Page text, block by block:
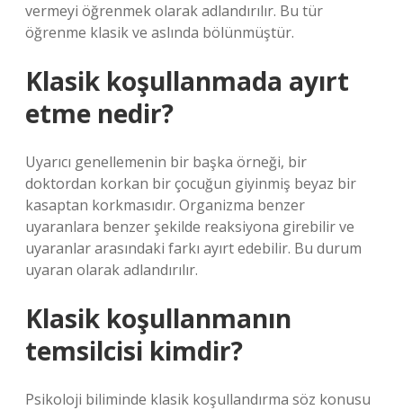
vermeyi öğrenmek olarak adlandırılır. Bu tür
öğrenme klasik ve aslında bölünmüştür.
Klasik koşullanmada ayırt
etme nedir?
Uyarıcı genellemenin bir başka örneği, bir
doktordan korkan bir çocuğun giyinmiş beyaz bir
kasaptan korkmasıdır. Organizma benzer
uyaranlara benzer şekilde reaksiyona girebilir ve
uyaranlar arasındaki farkı ayırt edebilir. Bu durum
uyaran olarak adlandırılır.
Klasik koşullanmanın
temsilcisi kimdir?
Psikoloji biliminde klasik koşullandırma söz konusu